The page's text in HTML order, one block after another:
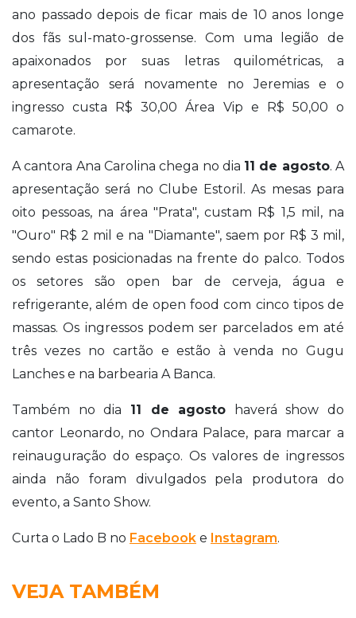
ano passado depois de ficar mais de 10 anos longe
dos fãs sul-mato-grossense. Com uma legião de
apaixonados por suas letras quilométricas, a
apresentação será novamente no Jeremias e o
ingresso custa R$ 30,00 Área Vip e R$ 50,00 o
camarote.
A cantora Ana Carolina chega no dia 11 de agosto. A
apresentação será no Clube Estoril .As mesas para
oito pessoas, na área "Prata", custam R$ 1,5 mil, na
"Ouro" R$ 2 mil e na "Diamante", saem por R$ 3 mil,
sendo estas posicionadas na frente do palco. Todos
os setores são open bar de cerveja, água e
refrigerante, além de open food com cinco tipos de
massas.Os ingressos podem ser parcelados em até
três vezes no cartão e estão à venda no Gugu
Lanches e na barbearia A Banca.
Também no dia 11 de agosto haverá show do
cantor Leonardo, no Ondara Palace, para marcar a
reinauguração do espaço. Os valores de ingressos
ainda não foram divulgados pela produtora do
evento, a Santo Show.
Curta o Lado B no Facebook e Instagram.
VEJA TAMBÉM